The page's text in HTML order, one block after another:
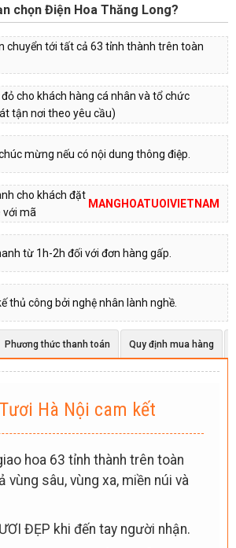
chọn Điện Hoa Thăng Long?
chuyển tới tất cả 63 tỉnh thành trên toàn
cho khách hàng cá nhân và tổ chức
tận nơi theo yêu cầu)
mừng nếu có nội dung thông điệp.
cho khách đặt
với mã
MANGHOATUOIVIETNAM
từ 1h-2h đối với đơn hàng gấp.
thủ công bởi nghệ nhân lành nghề.
Phương thức thanh toán Quy định mua hàng
Hà Nội cam kết
hoa 63 tỉnh thành trên toàn
vùng sâu, vùng xa, miền núi và
ĐẸP khi đến tay người nhận.